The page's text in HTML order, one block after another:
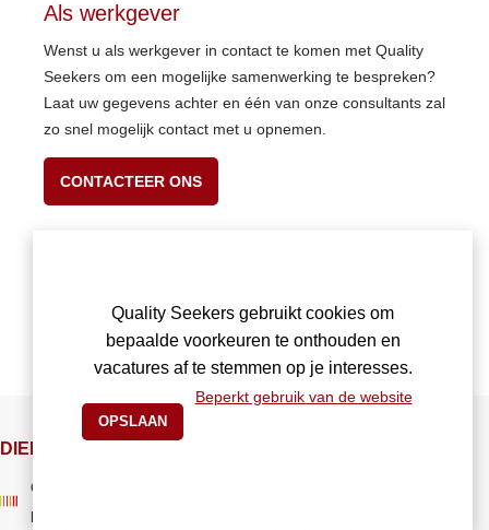
Als werkgever
Wenst u als werkgever in contact te komen met Quality
Seekers om een mogelijke samenwerking te bespreken?
Laat uw gegevens achter en één van onze consultants zal
zo snel mogelijk contact met u opnemen.
CONTACTEER ONS
DIENSTEN
Quality Seekers
professionele horeca
Quality Seekers gebruikt cookies om
bepaalde voorkeuren te onthouden en
vacatures af te stemmen op je interesses.
Beperkt gebruik van de website